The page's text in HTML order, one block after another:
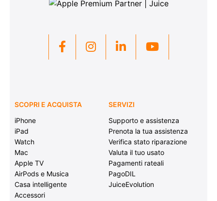
SCOPRI E ACQUISTA
iPhone
iPad
Watch
Mac
Apple TV
AirPods e Musica
Casa intelligente
Accessori
SERVIZI
Supporto e assistenza
Prenota la tua assistenza
Verifica stato riparazione
Valuta il tuo usato
Pagamenti rateali
PagoDIL
JuiceEvolution